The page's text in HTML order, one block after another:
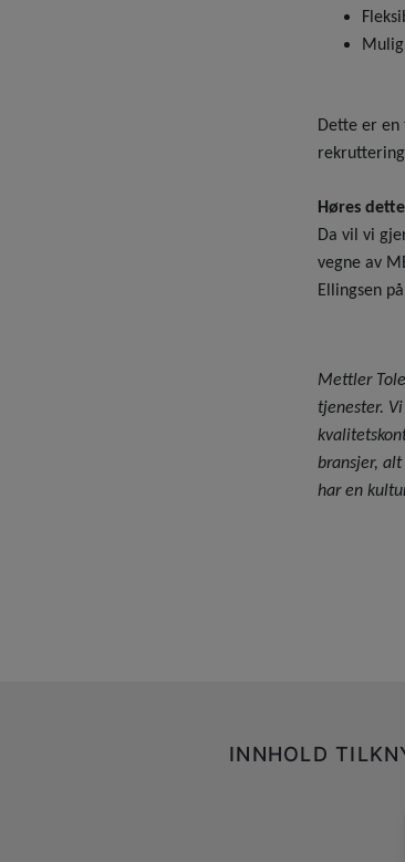
Dette er
Høres
Da vil vi
vegne av
Ellingsen
Mettler
tjenester.
bransjer,
har en
INNHOLD